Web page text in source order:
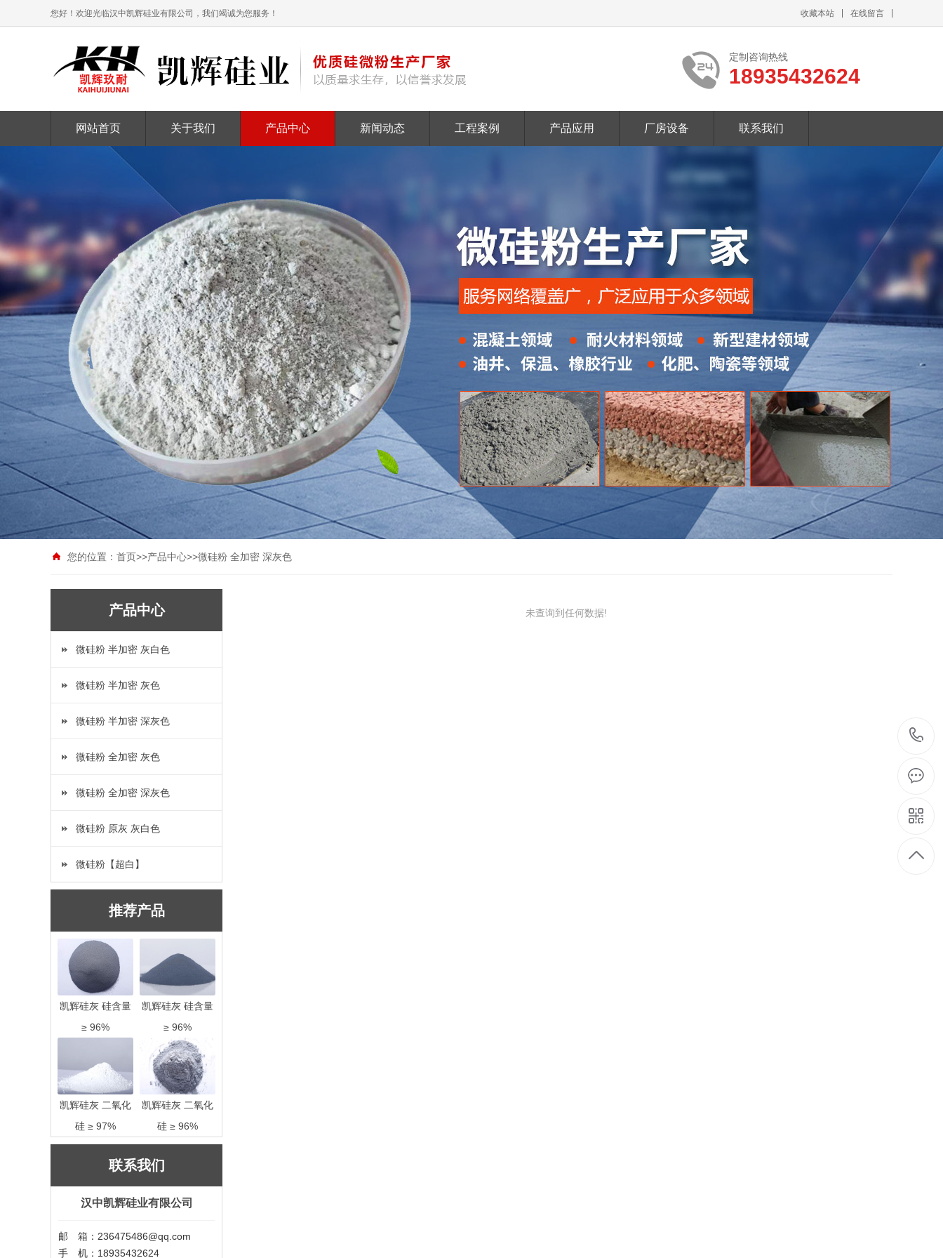
您好！欢迎光临汉中凯辉硅业有限公司，我们竭诚为您服务！ 收藏本站 在线留言
定制咨询热线
18935432624
网站首页 关于我们 产品中心 新闻动态 工程案例 产品应用 厂房设备 联系我们
您的位置： 首页>>产品中心>>微硅粉 全加密 深灰色
产品中心
微硅粉 半加密 灰白色
微硅粉 半加密 灰色
微硅粉 半加密 深灰色
微硅粉 全加密 灰色
微硅粉 全加密 深灰色
微硅粉 原灰 灰白色
微硅粉【超白】
推荐产品
凯辉硅灰 硅含量
≥ 96%
凯辉硅灰 硅含量
≥ 96%
凯辉硅灰 二氧化
硅 ≥ 97%
凯辉硅灰 二氧化
硅 ≥ 96%
联系我们
汉中凯辉硅业有限公司
邮 箱：236475486@qq.com
手 机：18935432624
未查询到任何数据!